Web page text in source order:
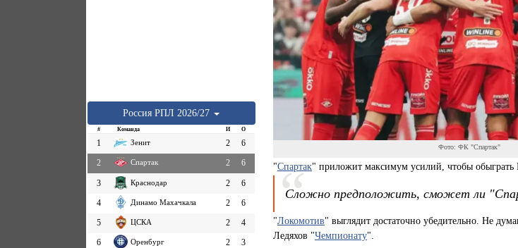
Россия РПЛ 2026/27
# Команда И О
1 Зенит 2
6
2
Спартак 2 6
3 Краснодар 2
6
4
Динамо Махачкала 2
6
5
ЦСКА 2
4
6
Оренбург 2
3
Фото: ФК "Спартак"
"Спартак" приложит максимум усилий, чтобы обыграть
Сложно предположить, сможет ли
"Локомотив" выглядит достаточно убедительно. Не
Ледяхов "Чемпионату".